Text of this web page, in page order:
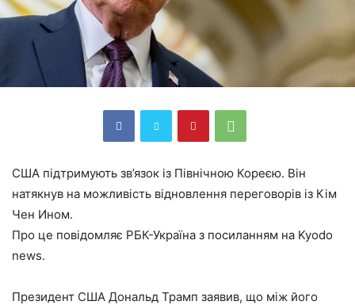
США підтримують зв’язок із Північною Кореєю. Він
натякнув на можливість відновлення переговорів із Кім
Чен Ином.
Про це повідомляє РБК-Україна з посиланням на Kyodo
news.
Президент США Дональд Трамп заявив, що між його